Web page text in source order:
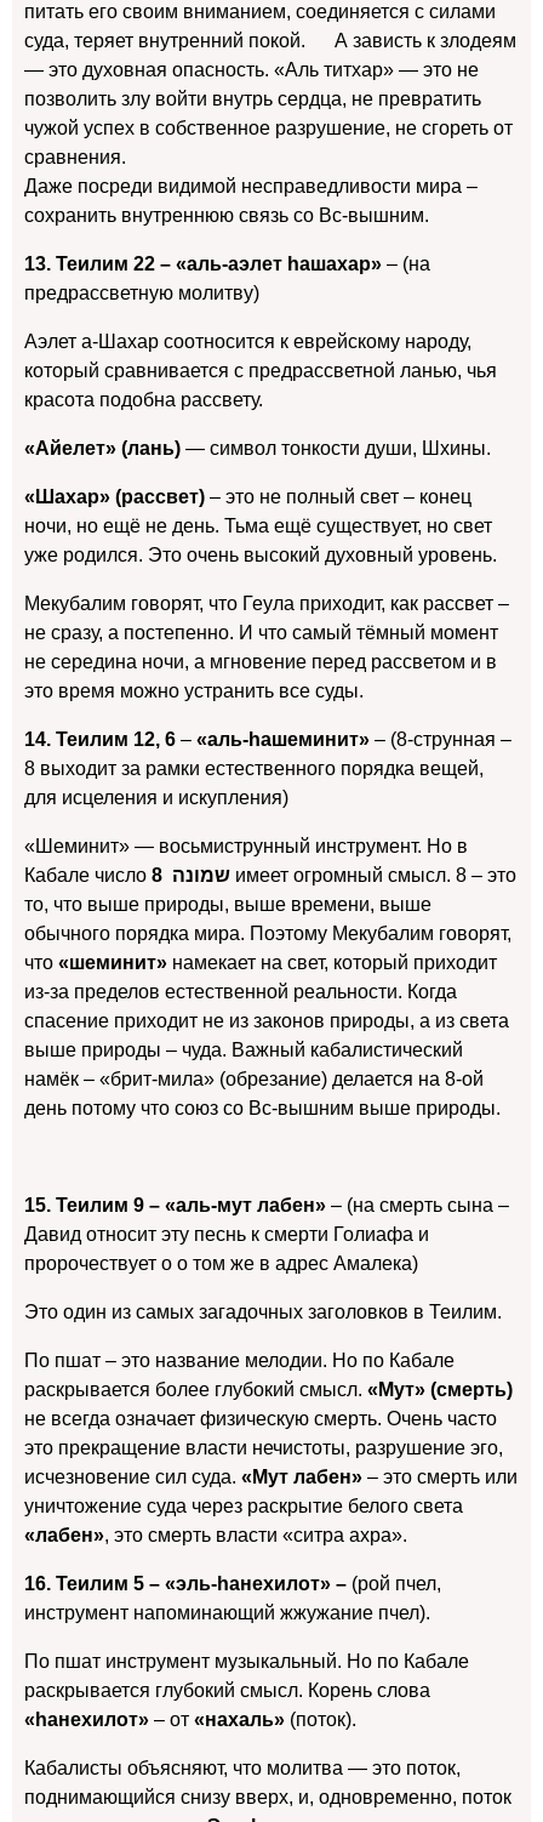
питать его своим вниманием, соединяется с силами
суда, теряет внутренний покой. А зависть к злодеям
— это духовная опасность. «Аль титхар» — это не
позволить злу войти внутрь сердца, не превратить
чужой успех в собственное разрушение, не сгореть от
сравнения.
Даже посреди видимой несправедливости мира –
сохранить внутреннюю связь со Вс-вышним.
13. Теилим 22 – «аль-аэлет hашахар» – (на
предрассветную молитву)
Аэлет а-Шахар соотносится к еврейскому народу,
который сравнивается с предрассветной ланью, чья
красота подобна рассвету.
«Айелет» (лань) — символ тонкости души, Шхины.
«Шахар» (рассвет) – это не полный свет – конец
ночи, но ещё не день. Тьма ещё существует, но свет
уже родился. Это очень высокий духовный уровень.
Мекубалим говорят, что Геула приходит, как рассвет –
не сразу, а постепенно. И что самый тёмный момент
не середина ночи, а мгновение перед рассветом и в
это время можно устранить все суды.
14. Теилим 12, 6 – «аль-hашеминит» – (8-струнная –
8 выходит за рамки естественного порядка вещей,
для исцеления и искупления)
«Шеминит» — восьмиструнный инструмент. Но в
Кабале число
имеет огромный смысл. 8 – это
то, что выше природы, выше времени, выше
обычного порядка мира. Поэтому Мекубалим говорят,
что «шеминит» намекает на свет, который приходит
из-за пределов естественной реальности. Когда
спасение приходит не из законов природы, а из света
выше природы – чуда. Важный кабалистический
намёк – «брит-мила» (обрезание) делается на 8-ой
день потому что союз со Вс-вышним выше природы.
15. Теилим 9 – «аль-мут лабен» – (на смерть сына –
Давид относит эту песнь к смерти Голиафа и
пророчествует о о том же в адрес Амалека)
Это один из самых загадочных заголовков в Теилим.
По пшат – это название мелодии. Но по Кабале
раскрывается более глубокий смысл. «Мут» (смерть)
не всегда означает физическую смерть. Очень часто
это прекращение власти нечистоты, разрушение эго,
исчезновение сил суда. «Мут лабен» – это смерть или
уничтожение суда через раскрытие белого света
«лабен», это смерть власти «ситра ахра».
16. Теилим 5 – «эль-hанехилот» – (рой пчел,
инструмент напоминающий жжужание пчел).
По пшат инструмент музыкальный. Но по Кабале
раскрывается глубокий смысл. Корень слова
« hанехилот» – от «нахаль» (поток).
Кабалисты объясняют, что молитва — это поток,
поднимающийся снизу вверх, и, одновременно, поток